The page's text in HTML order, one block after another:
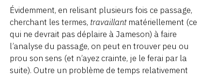
Évidemment, en relisant plusieurs fois ce passage,
cherchant les termes, travaillantmatériellement (ce
qui ne devrait pas déplaire à Jameson) à faire
l’analyse du passage, on peut en trouver peu ou
prou son sens (et n’ayez crainte, je le ferai par la
suite). Outre un problème de temps relativement